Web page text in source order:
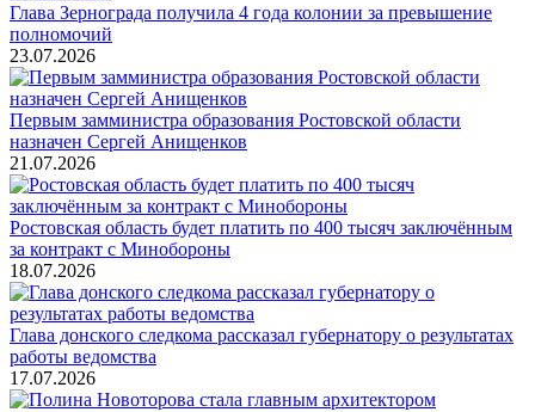
Глава Зернограда получила 4 года колонии за превышение
полномочий
23.07.2026
Первым замминистра образования Ростовской области
назначен Сергей Анищенков
21.07.2026
Ростовская область будет платить по 400 тысяч заключённым
за контракт с Минобороны
18.07.2026
Глава донского следкома рассказал губернатору о результатах
работы ведомства
17.07.2026